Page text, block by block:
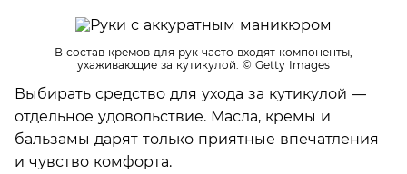
В состав кремов для рук часто входят компоненты,
ухаживающие за кутикулой. © Getty Images
Выбирать средство для ухода за кутикулой —
отдельное удовольствие. Масла, кремы и
бальзамы дарят только приятные впечатления
и чувство комфорта.